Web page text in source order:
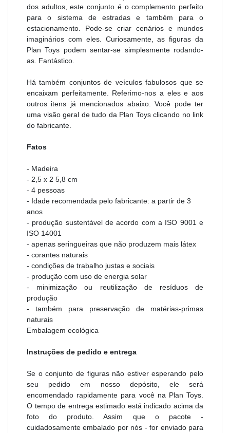
dos adultos, este conjunto é o complemento perfeito
para o sistema de estradas e também para o
estacionamento. Pode-se criar cenários e mundos
imaginários com eles. Curiosamente, as figuras da
Plan Toys podem sentar-se simplesmente rodando-
as. Fantástico.
Há também conjuntos de veículos fabulosos que se
encaixam perfeitamente. Referimo-nos a eles e aos
outros itens já mencionados abaixo. Você pode ter
uma visão geral de tudo da Plan Toys clicando no link
do fabricante.
Fatos
- Madeira
- 2,5 x 2 5,8 cm
- 4 pessoas
- Idade recomendada pelo fabricante: a partir de 3
anos
- produção sustentável de acordo com a ISO 9001 e
ISO 14001
- apenas seringueiras que não produzem mais látex
- corantes naturais
- condições de trabalho justas e sociais
- produção com uso de energia solar
- minimização ou reutilização de resíduos de
produção
- também para preservação de matérias-primas
naturais
Embalagem ecológica
Instruções de pedido e entrega
Se o conjunto de figuras não estiver esperando pelo
seu pedido em nosso depósito, ele será
encomendado rapidamente para você na Plan Toys.
O tempo de entrega estimado está indicado acima da
foto do produto. Assim que o pacote -
cuidadosamente embalado por nós - for enviado para